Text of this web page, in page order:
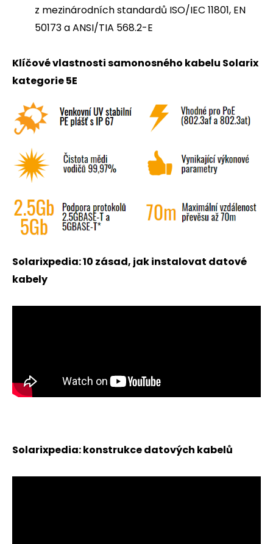
z mezinárodních standardů ISO/IEC 11801, EN
50173 a ANSI/TIA 568.2-E
Klíčové vlastnosti samonosného kabelu Solarix
kategorie 5E
Solarixpedia: 10 zásad, jak instalovat datové
kabely
Solarixpedia: konstrukce datových kabelů